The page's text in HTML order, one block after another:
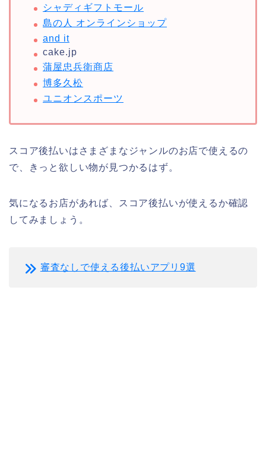
シャディギフトモール
島の人 オンラインショップ
and it
cake.jp
蒲屋忠兵衛商店
博多久松
ユニオンスポーツ
スコア後払いはさまざまなジャンルのお店で使えるの
で、きっと欲しい物が見つかるはず。
気になるお店があれば、スコア後払いが使えるか確認
してみましょう。
審査なしで使える後払いアプリ9選